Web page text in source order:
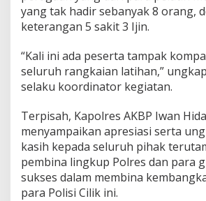
yang tak hadir sebanyak 8 orang,
keterangan 5 sakit 3 Ijin.
“Kali ini ada peserta tampak
seluruh rangkaian latihan,”
selaku koordinator kegiatan.
Terpisah, Kapolres AKBP Iwan
menyampaikan apresiasi serta
kasih kepada seluruh pihak
pembina lingkup Polres dan para
sukses dalam membina
para Polisi Cilik ini.